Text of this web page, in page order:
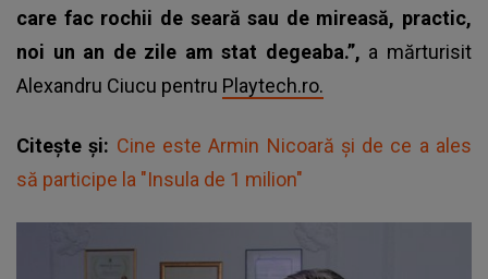
care fac rochii de seară sau de mireasă, practic,
noi un an de zile am stat degeaba.”, a mărturisit
Alexandru Ciucu pentru Playtech.ro.
Citește și: Cine este Armin Nicoară și de ce a ales
să participe la "Insula de 1 milion"